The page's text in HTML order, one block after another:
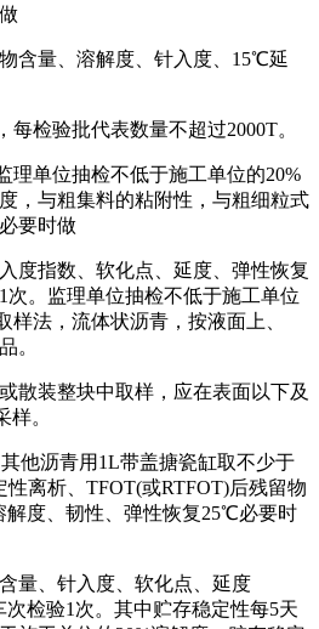
含量、溶解度、针入度、15℃延
每检验批代表数量不超过2000T。
理单位抽检不低于施工单位的20%
，与粗集料的粘附性，与粗细粒式
要时做
度指数、软化点、延度、弹性恢复
次。监理单位抽检不低于施工单位
样法，流体状沥青，按液面上、
。
散装整块中取样，应在表面以下及
样。
他沥青用1L带盖搪瓷缸取不少于
离析、TFOT(或RTFOT)后残留物
度、韧性、弹性恢复25℃必要时
量、针入度、软化点、延度
检验1次。其中贮存稳定性每5天